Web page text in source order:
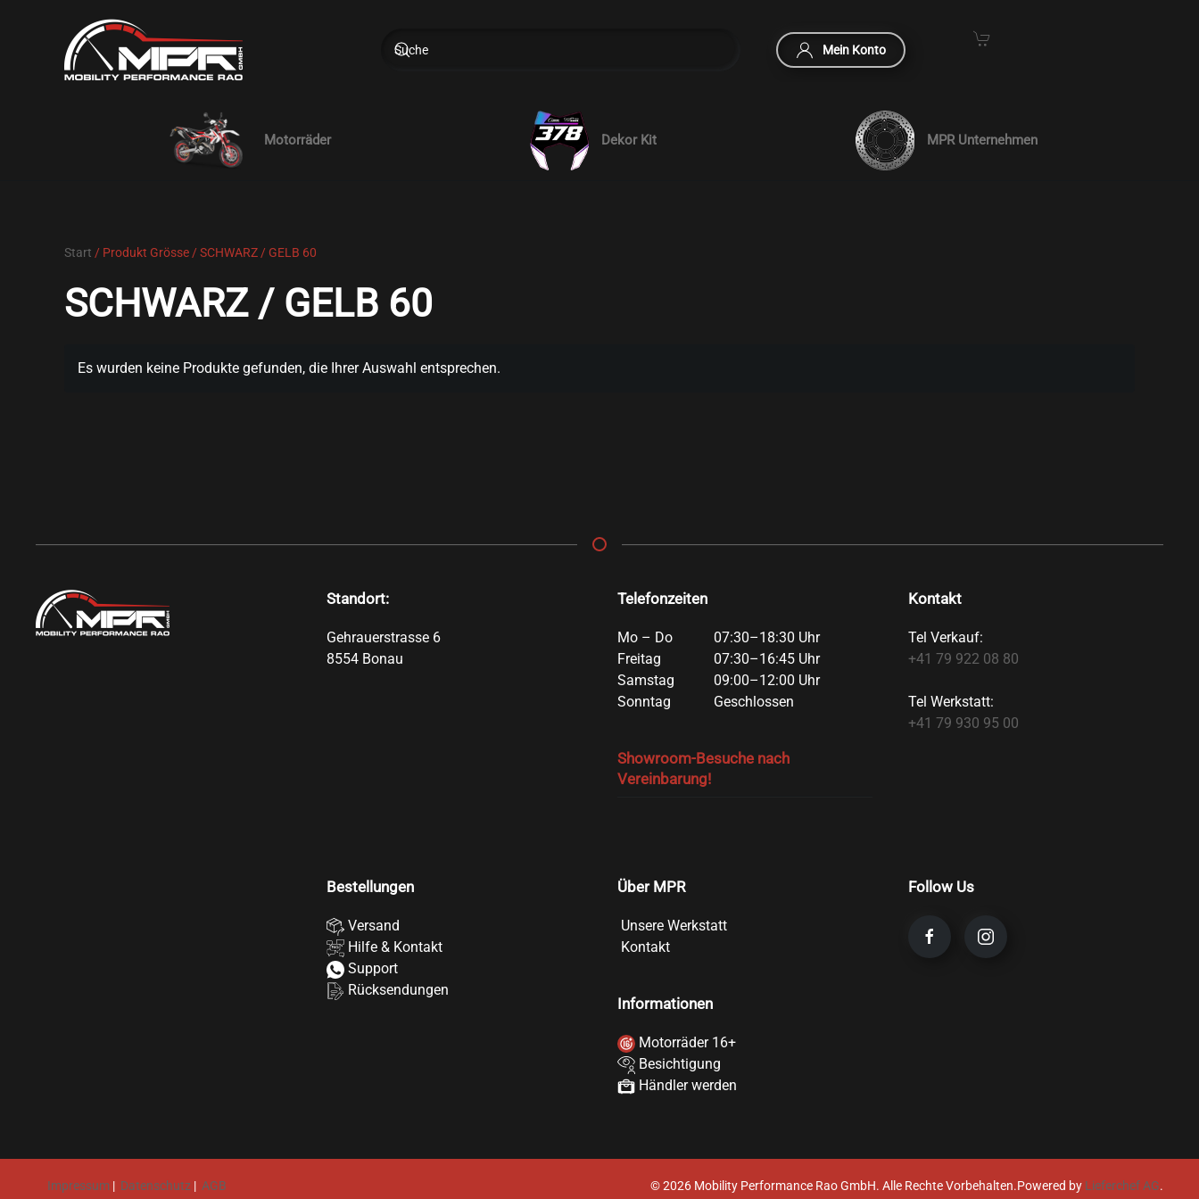
Skip to main content Mein Konto
Motorräder Dekor Kit MPR Unternehmen
Start / Produkt Grösse / SCHWARZ / GELB 60
SCHWARZ / GELB 60
Es wurden keine Produkte gefunden, die Ihrer Auswahl entsprechen.
Standort:
Gehrauerstrasse 6
8554 Bonau
Kontakt
Tel Verkauf:
+41 79 922 08 80
Tel Werkstatt:
+41 79 930 95 00
Telefonzeiten
Mo – Do
07:30–18:30 Uhr
Freitag
07:30–16:45 Uhr
Samstag
09:00–12:00 Uhr
Sonntag
Geschlossen
Showroom-Besuche nach
Vereinbarung!
Bestellungen
Versand
Hilfe & Kontakt
Support
Rücksendungen
Über MPR
Unsere Werkstatt
Kontakt
Informationen
Motorräder 16+
Besichtigung
Händler werden
Follow Us
Impressum | Datenschutz | AGB ©2026 Mobility Performance Rao GmbH. Alle Rechte Vorbehalten.Powered by Lieferchef AG.